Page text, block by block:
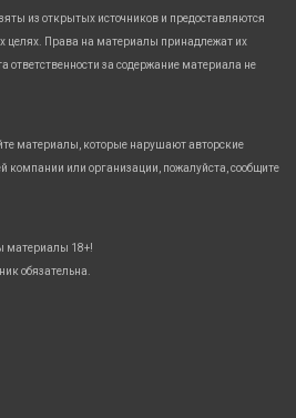
из открытых источников и предоставляются
целях. Права на материалы принадлежат их
за содержание материала не
материалы, которые нарушают авторские
или организации, пожалуйста, сообщите
материалы 18+!
обязательна.